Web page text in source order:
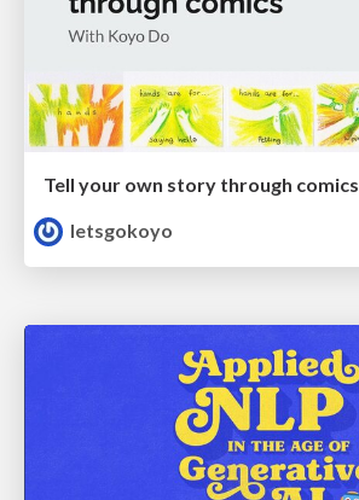
Tell your own story through comics
letsgokoyo